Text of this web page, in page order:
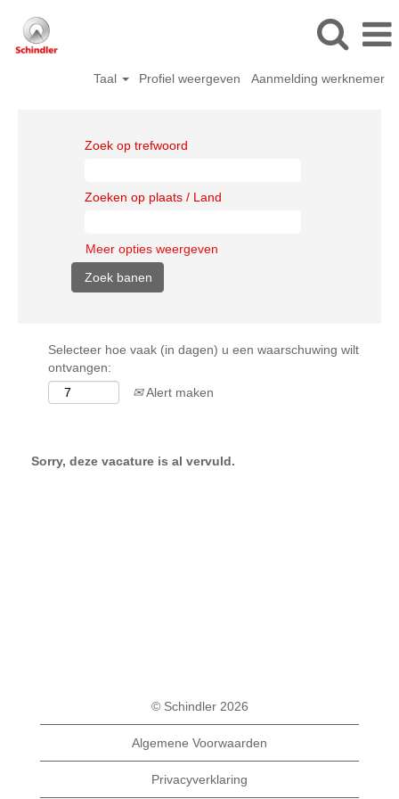
Taal Profiel weergeven Aanmelding werknemer
Zoek op trefwoord
Zoeken op plaats / Land
Meer opties weergeven
Selecteer hoe vaak (in dagen) u een waarschuwing wilt
ontvangen:
Alert maken
Sorry, deze vacature is al vervuld.
© Schindler 2026
Algemene Voorwaarden
Privacyverklaring